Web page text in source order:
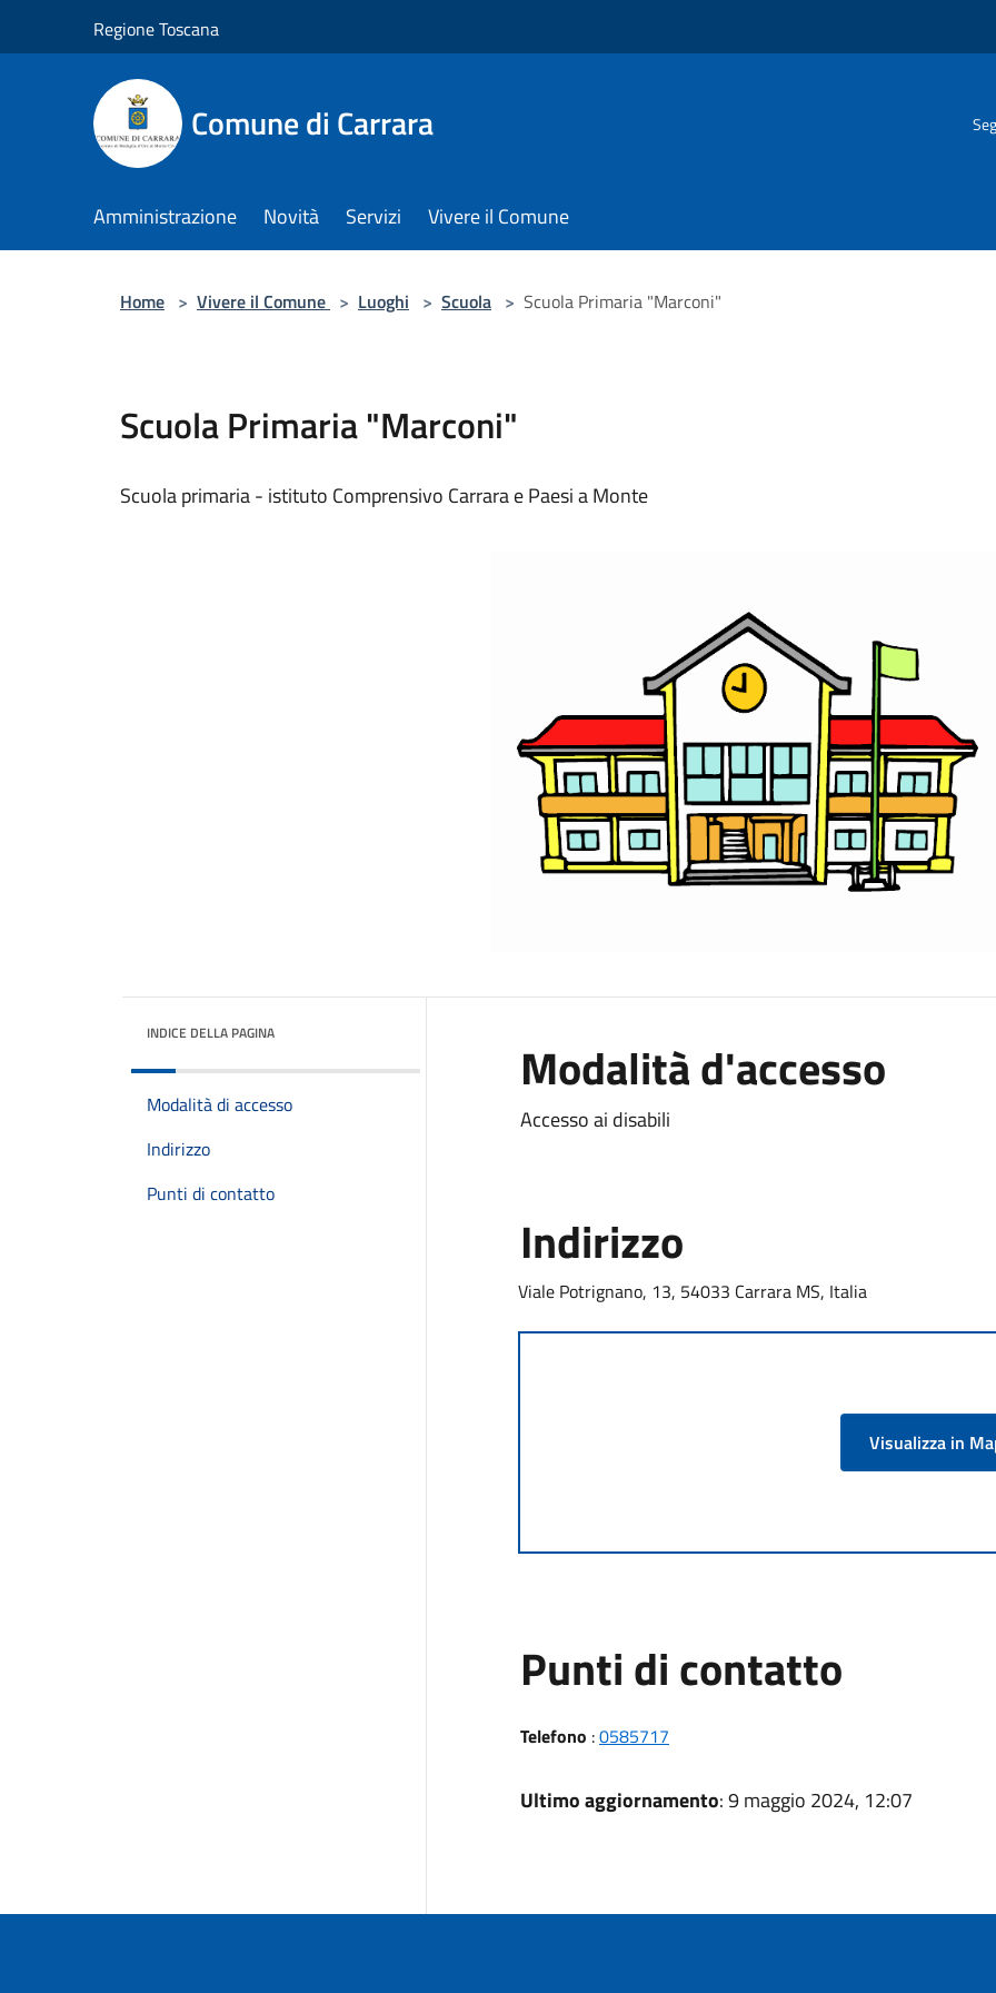
Regione Toscana
Comune di Carrara
Amministrazione Novità Servizi Vivere il Comune
Home > Vivere il Comune > Luoghi > Scuola > Scuola Primaria "Marconi"
Scuola Primaria "Marconi"
Scuola primaria - istituto Comprensivo Carrara e Paesi a Monte
INDICE DELLA PAGINA
Modalità di accesso
Indirizzo
Punti di contatto
Modalità d'accesso
Accesso ai disabili
Indirizzo
Viale Potrignano, 13, 54033 Carrara MS, Italia
Visualizza in
Punti di contatto
Telefono :0585717
Ultimo aggiornamento: 9 maggio 2024, 12:07